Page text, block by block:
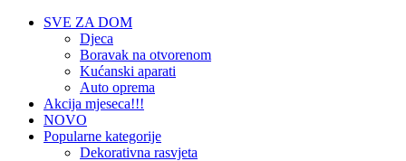
SVE ZA DOM
Djeca
Boravak na otvorenom
Kućanski aparati
Auto oprema
Akcija mjeseca!!!
NOVO
Popularne kategorije
Dekorativna rasvjeta